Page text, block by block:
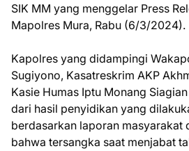
SIK MM yang menggelar Press
Mapolres Mura, Rabu (6/3/2024).
Kapolres yang didampingi
Sugiyono, Kasatreskrim AKP
Kasie Humas Iptu Monang
dari hasil penyidikan yang
berdasarkan laporan masyarakat
bahwa tersangka saat menjabat